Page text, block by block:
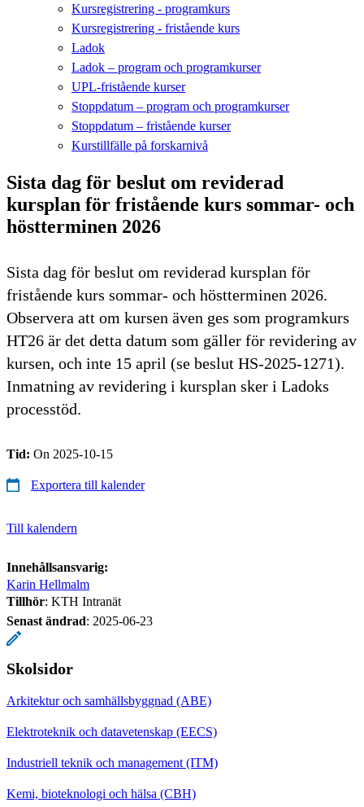
Kursregistrering - programkurs
Kursregistrering - fristående kurs
Ladok
Ladok – program och programkurser
UPL-fristående kurser
Stoppdatum – program och programkurser
Stoppdatum – fristående kurser
Kurstillfälle på forskarnivå
Sista dag för beslut om reviderad
kursplan för fristående kurs sommar- och
höstterminen 2026
Sista dag för beslut om reviderad kursplan för
fristående kurs sommar- och höstterminen 2026.
Observera att om kursen även ges som programkurs
HT26 är det detta datum som gäller för revidering av
kursen, och inte 15 april (se beslut HS-2025-1271).
Inmatning av revidering i kursplan sker i Ladoks
processtöd.
Tid: On 2025-10-15
Exportera till kalender
Till kalendern
Innehållsansvarig:
Karin Hellmalm
Tillhör: KTH Intranät
Senast ändrad: 2025-06-23
Skolsidor
Arkitektur och samhällsbyggnad (ABE)
Elektroteknik och datavetenskap (EECS)
Industriell teknik och management (ITM)
Kemi, bioteknologi och hälsa (CBH)